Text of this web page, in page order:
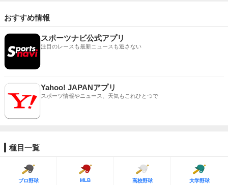
おすすめ情報
スポーツナビ公式アプリ
注目のレースも最新ニュースも逃さない
Yahoo! JAPANアプリ
スポーツ情報やニュース、天気もこれひとつで
種目一覧
プロ野球 MLB 高校野球 大学野球